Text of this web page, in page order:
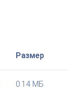
Размер
0.14 МБ